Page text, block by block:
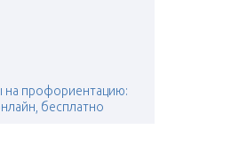
на профориентацию:
бесплатно